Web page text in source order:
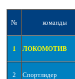
№ команды
1 ЛОКОМОТИВ
2 Спортлидер